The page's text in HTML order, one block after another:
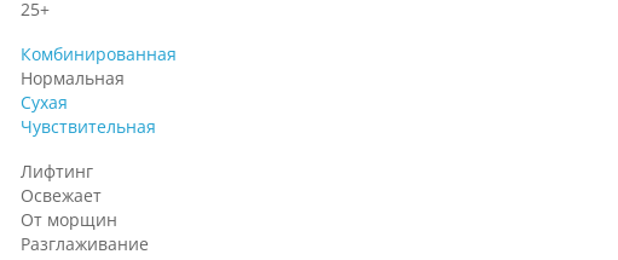
25+
Комбинированная
Нормальная
Сухая
Чувствительная
Лифтинг
Освежает
От морщин
Разглаживание